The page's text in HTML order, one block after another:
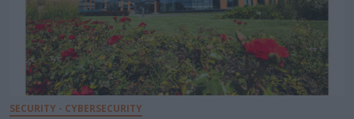
SECURITY - CYBERSECURITY